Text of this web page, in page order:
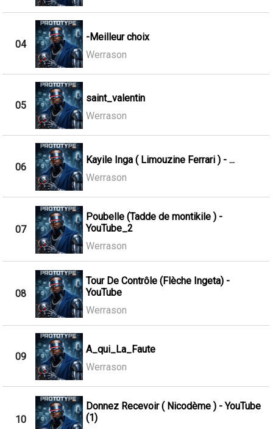
04
-Meilleur choix
Werrason
05
saint_valentin
Werrason
06
Kayile Inga ( Limouzine Ferrari ) - ...
Werrason
07
Poubelle (Tadde de montikile ) -
YouTube_2
Werrason
08
Tour De Contrôle (Flèche Ingeta) -
YouTube
Werrason
09
A_qui_La_Faute
Werrason
10
Donnez Recevoir ( Nicodème ) - YouTube
(1)